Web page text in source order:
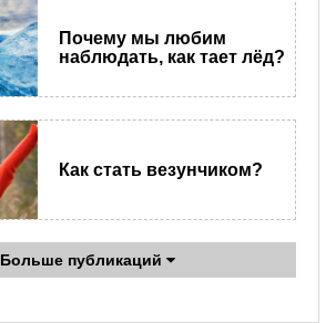
Почему мы любим
наблюдать, как тает лёд?
Как стать везунчиком?
Больше публикаций